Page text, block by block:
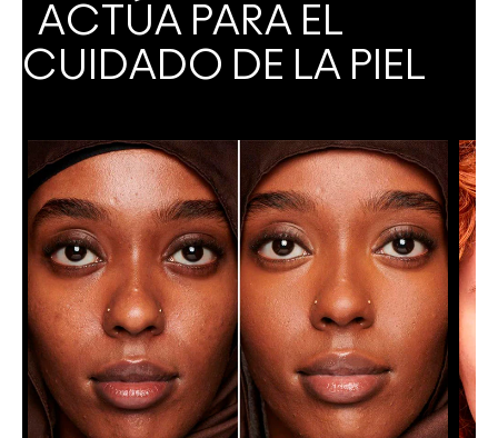
ACTÚA PARA EL
CUIDADO DE LA PIEL